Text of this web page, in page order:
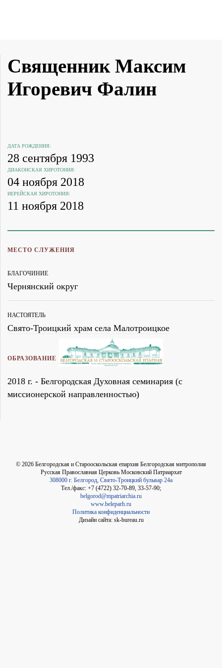
Священник Максим
Игоревич Фалин
ДАТА РОЖДЕНИЯ:
28 сентября 1993
ДИАКОНСКАЯ ХИРОТОНИЯ:
04 ноября 2018
ИЕРЕЙСКАЯ ХИРОТОНИЯ:
11 ноября 2018
МЕСТО СЛУЖЕНИЯ
БЛАГОЧИНИЕ
Чернянский округ
НАСТОЯТЕЛЬ
Свято-Троицкий храм села Малотроицкое
ОБРАЗОВАНИЕ
2018 г. - Белгородская Духовная семинария (с
миссионерской направленностью)
© 2026 Белгородская и Старооскольская епархия Белгородская митрополия
Русская Православная Церковь Московский Патриархат
308000 г. Белгород, Свято-Троицкий бульвар 24а
Тел./факс: +7 (4722) 32-70-89, 33-57-90;
belgorod@mpatriarchia.ru
www.beleparh.ru
Политика конфиденциальности
Дизайн сайта: sk-bureau.ru